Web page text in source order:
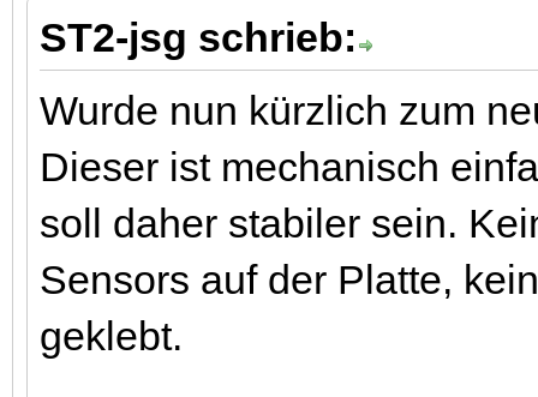
ST2-jsg schrieb:
Wurde nun kürzlich zum
Dieser ist mechanisch
soll daher stabiler sein.
Sensors auf der Platte,
geklebt.